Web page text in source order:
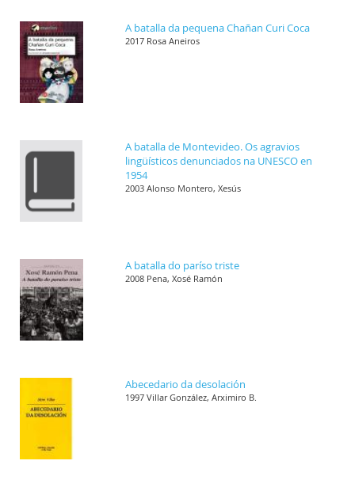
A batalla da pequena Chañan Curi Coca
2017 Rosa Aneiros
A batalla de Montevideo. Os agravios
lingüísticos denunciados na UNESCO en
1954
2003 Alonso Montero, Xesús
A batalla do paríso triste
2008 Pena, Xosé Ramón
Abecedario da desolación
1997 Villar González, Arximiro B.